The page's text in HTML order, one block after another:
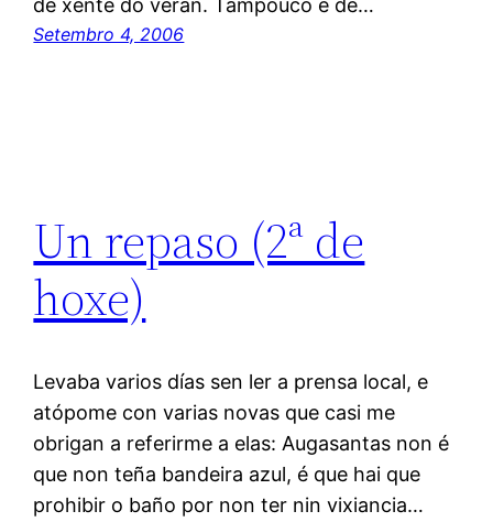
de xente do verán. Tampouco é de…
Setembro 4, 2006
Un repaso (2ª de
hoxe)
Levaba varios días sen ler a prensa local, e
atópome con varias novas que casi me
obrigan a referirme a elas: Augasantas non é
que non teña bandeira azul, é que hai que
prohibir o baño por non ter nin vixiancia…